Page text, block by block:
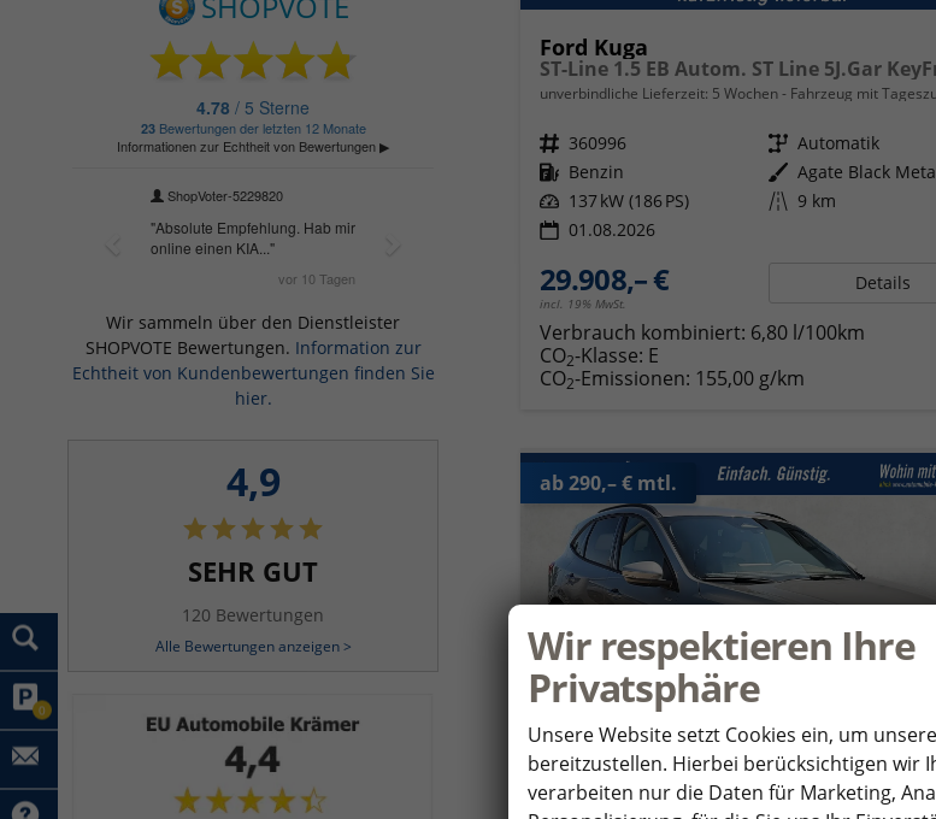
0
Ford Kuga
unverbindliche Lieferzeit: 5 Wochen Fahrzeug mit
Fahrzeugnr. 360996 Getriebe Automatik
Kraftstoff Benzin Außenfarbe Agate Black
Leistung 137 kW (186 PS) Kilometerstand 9 km
01.08.2026
29.908,– €
incl. 19% MwSt.
Details
Verbrauch kombiniert: 6,80 l/100km
CO2-Klasse: E
CO2-Emissionen: 155,00 g/km
ab 290,– € mtl.
Wir sammeln über den Dienstleister
SHOPVOTE Bewertungen. Information zur
Echtheit von Kundenbewertungen finden Sie
hier.
4,9
SEHR GUT
120 Bewertungen
Alle Bewertungen anzeigen >
Wir respektieren Ihre
Privatsphäre
Unsere Website setzt Cookies ein, um
bereitzustellen. Hierbei berücksichtigen wir
verarbeiten nur die Daten für Marketing,